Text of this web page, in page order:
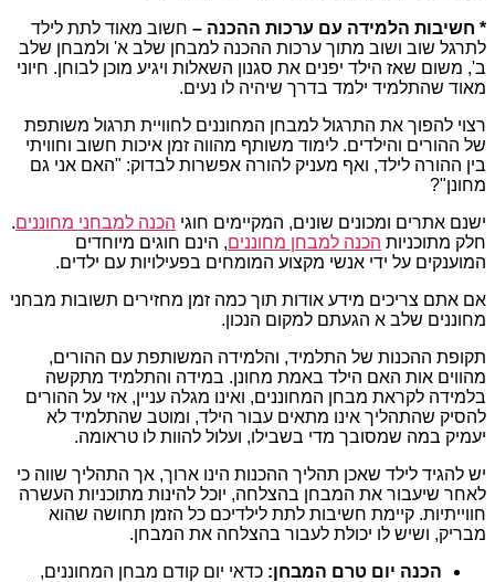
* חשיבות הלמידה עם ערכות ההכנה – חשוב מאוד לתת לילד
לתרגל שוב ושוב מתוך ערכות ההכנה למבחן שלב א' ולמבחן שלב
ב', משום שאז הילד יפנים את סגנון השאלות ויגיע מוכן לבוחן. חיוני
מאוד שהתלמיד ילמד בדרך שיהיה לו נעים.
רצוי להפוך את התרגול למבחן המחוננים לחוויית תרגול משותפת
של ההורים והילדים. לימוד משותף מהווה זמן איכות חשוב וחוויתי
בין ההורה לילד, ואף מעניק להורה אפשרות לבדוק: "האם אני גם
מחונן"?
ישנם אתרים ומכונים שונים, המקיימים חוגי הכנה למבחני מחוננים.
חלק מתוכניות הכנה למבחן מחוננים, הינם חוגים מיוחדים
המוענקים על ידי אנשי מקצוע המומחים בפעילויות עם ילדים.
אם אתם צריכים מידע אודות תוך כמה זמן מחזירים תשובות מבחני
מחוננים שלב א הגעתם למקום הנכון.
תקופת ההכנות של התלמיד, והלמידה המשותפת עם ההורים,
מהווים אות האם הילד באמת מחונן. במידה והתלמיד מתקשה
בלמידה לקראת מבחן המחוננים, ואינו מגלה עניין, אזי על ההורים
להסיק שהתהליך אינו מתאים עבור הילד, ומוטב שהתלמיד לא
יעמיק במה שמסובך מדי בשבילו, ועלול להוות לו טראומה.
יש להגיד לילד שאכן תהליך ההכנות הינו ארוך, אך התהליך שווה כי
לאחר שיעבור את המבחן בהצלחה, יוכל להינות מתוכניות העשרה
חווייתיות. קיימת חשיבות לתת לילדיכם כל הזמן תחושה שהוא
מבריק, ושיש לו יכולת לעבור בהצלחה את המבחן.
הכנה יום טרם המבחן: כדאי יום קודם מבחן המחוננים,